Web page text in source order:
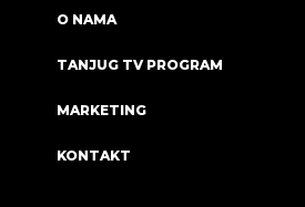
O NAMA
TANJUG TV PROGRAM
MARKETING
KONTAKT